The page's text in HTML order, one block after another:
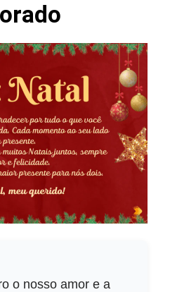
o nosso amor e a